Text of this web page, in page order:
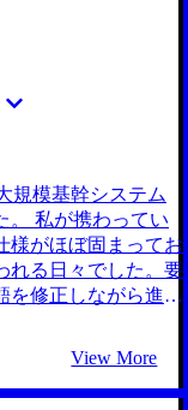
規模基幹システム
。 私が携わってい
様がほぼ固まってお
れる日々でした。要
を修正しながら進め
ジネス課題特定のフ
えるようになりまし
View More